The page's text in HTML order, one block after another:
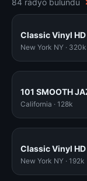
84 radyo bulundu
Classic Vinyl HD
New York NY · 320k
101 SMOOTH
California · 128k
Classic Vinyl
New York NY · 192k